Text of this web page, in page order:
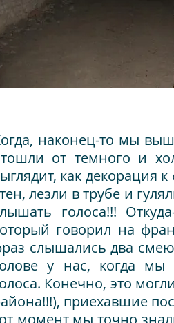
наконец-то мы
от темного и
как
лезли в трубе и
голоса!!!
говорил на
слышались два
у нас, когда
Конечно, это
приехавшие
момент мы точно